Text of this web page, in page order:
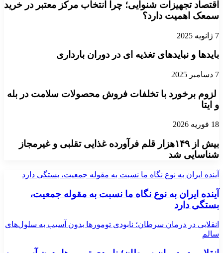
اقتصاد تجهیزات شنوایی؛ چرا انتخاب مرکز معتبر در خرید
سمعک اهمیت دارد؟
7 ژانویه 2025
بایدها و نبایدهای تغذیه ای در دوران بارداری
7 دسامبر 2025
لزوم برخورد با تخلفات فروش محصولات سلامت در بله
و ایتا
18 فوریه 2026
بیش از ۱۴۹هزار قلم فرآورده غذایی تقلبی و غیرمجاز
شناسایی شد
آینده ایران به نوع نگاه ما نسبت به مقوله جمعیت، بستگی دارد
آینده ایران به نوع نگاه ما نسبت به مقوله جمعیت،
بستگی دارد
انقلابی در درمان سرطان؛ نابودی تومورها بدون آسیب به سلول‌های
سالم